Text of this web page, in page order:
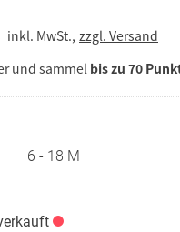
inkl. MwSt., zzgl. Versand
und sammel bis zu 70
6 - 18 M